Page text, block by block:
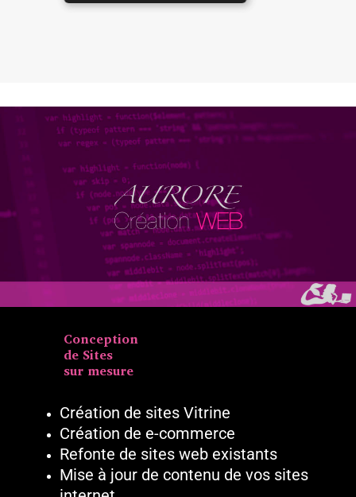
Conception
de Sites
sur mesure
Création de sites Vitrine
Création de e-commerce
Refonte de sites web existants
Mise à jour de contenu de vos sites